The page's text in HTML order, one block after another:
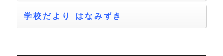
学校だより はなみずき